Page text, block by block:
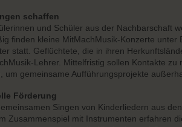
schaffen
und Schüler aus der Nachbarschaft
finden kleine MitMachMusik-Konzerte
statt. Geflüchtete, die in ihren
Lehrer. Mittelfristig sollen Kontakte
um gemeinsame Aufführungsprojekte
Förderung
Singen von Kinderliedern aus
Zusammenspiel mit Instrumenten erfahren